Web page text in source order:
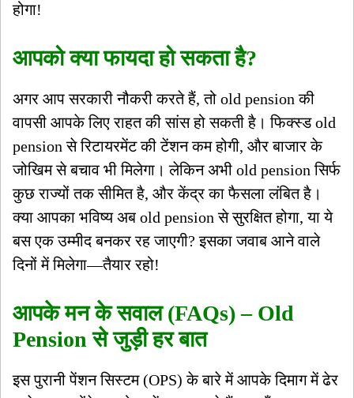
होगा!
आपको क्या फायदा हो सकता है?
अगर आप सरकारी नौकरी करते हैं, तो old pension की
वापसी आपके लिए राहत की सांस हो सकती है। फिक्स्ड old
pension से रिटायरमेंट की टेंशन कम होगी, और बाजार के
जोखिम से बचाव भी मिलेगा। लेकिन अभी old pension सिर्फ
कुछ राज्यों तक सीमित है, और केंद्र का फैसला लंबित है।
क्या आपका भविष्य अब old pension से सुरक्षित होगा, या ये
बस एक उम्मीद बनकर रह जाएगी? इसका जवाब आने वाले
दिनों में मिलेगा—तैयार रहो!
आपके मन के सवाल (FAQs) – Old
Pension से जुड़ी हर बात
इस पुरानी पेंशन सिस्टम (OPS) के बारे में आपके दिमाग में ढेर